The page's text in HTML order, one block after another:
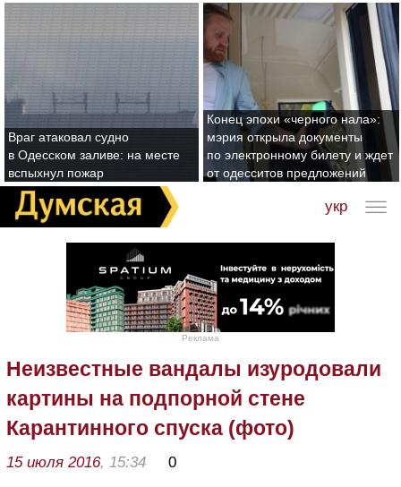
Враг атаковал судно
в Одесском заливе: на месте
вспыхнул пожар
Конец эпохи «черного нала»:
мэрия открыла документы
по электронному билету и ждет
от одесситов предложений
укр
Реклама
Неизвестные вандалы изуродовали
картины на подпорной стене
Карантинного спуска (фото)
15 июля 2016, 15:34 0